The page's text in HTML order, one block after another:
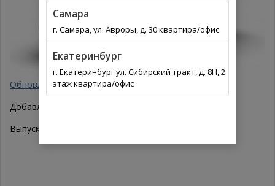
Обновлен каталог запчастей марки Renault
Добавлена модель
Выпуск 2013.01-
Самара
г. Самара, ул. Авроры, д. 30 квартира/офис
Екатеринбург
г. Екатеринбург ул. Сибирский тракт, д. 8Н, 2
этаж квартира/офис